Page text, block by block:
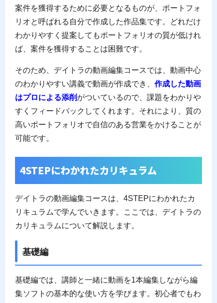
案件を獲得するために必要となるものが、ポートフォ
リオと呼ばれる自分で作成した作品集です。どれだけ
わかりやすく提案してもポートフォリオの質が低けれ
ば、案件を獲得することは困難です。
そのため、デイトラの動画編集コースでは、動画中心
のわかりやすい講義で動画が作成でき、作成した動画
はプロによる添削 がついているので、課題をわかりや
すくフィードバックしてくれます。それにより、質の
高いポートフォリオで自信のある営業をかけることが
可能です。
4STEPにわかれたカリキュラム
デイトラの動画編集コースは、4STEPにわかれたカ
リキュラムで学んでいきます。ここでは、デイトラの
カリキュラムについて解説します。
基礎編
基礎編では、講師と一緒に動画を1本編集しながら編
集ソフトの基本的な使い方を学びます。初心者でもわ